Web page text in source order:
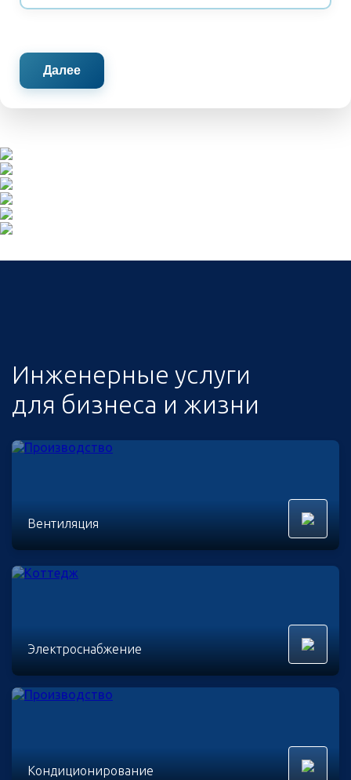
Далее
Инженерные услуги
для бизнеса и жизни
Вентиляция
Электроснабжение
Кондиционирование